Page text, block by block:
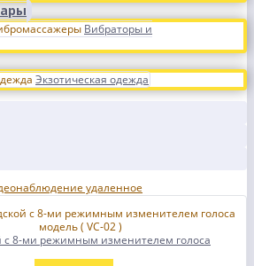
Вибраторы и
Экзотическая одежда
с 8-ми режимным изменителем голоса